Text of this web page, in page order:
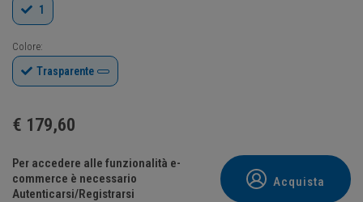
1
Colore:
Trasparente
€ 179,60
Per accedere alle funzionalità e-
commerce è necessario
Autenticarsi/Registrarsi
Acquista